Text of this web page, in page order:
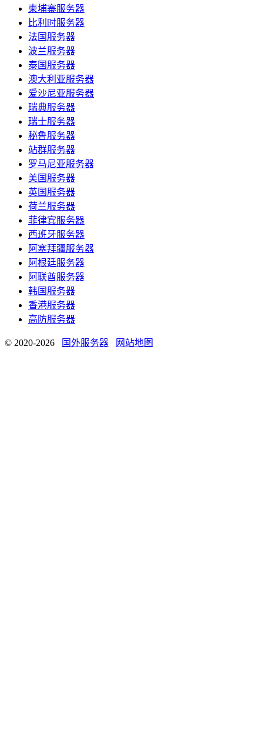
柬埔寨服务器
比利时服务器
法国服务器
波兰服务器
泰国服务器
澳大利亚服务器
爱沙尼亚服务器
瑞典服务器
瑞士服务器
秘鲁服务器
站群服务器
罗马尼亚服务器
美国服务器
英国服务器
荷兰服务器
菲律宾服务器
西班牙服务器
阿塞拜疆服务器
阿根廷服务器
阿联酋服务器
韩国服务器
香港服务器
高防服务器
© 2020-2026 国外服务器 网站地图